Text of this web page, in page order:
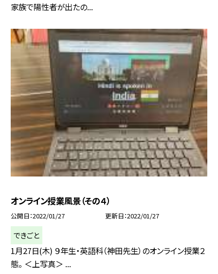
家族で陽性者が出たの...
オンライン授業風景（その４）
公開日 2022/01/27 更新日 2022/01/27
できごと
1月27日(木) ９年生・英語科（神田先生）のオンライン授業２
態。 ＜上写真＞ ...